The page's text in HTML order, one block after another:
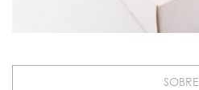
SOBRE